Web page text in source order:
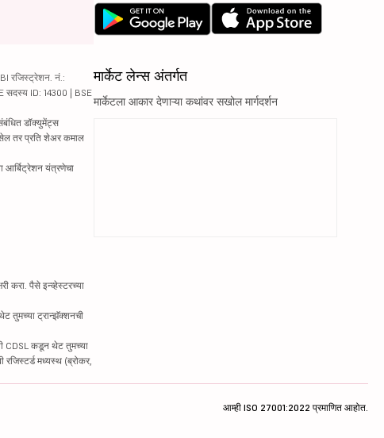
रजिस्ट्रेशन. नं.:
सदस्य ID: 14300 | BSE
डॉक्युमेंट्स
तर प्रति शेअर कमाल
आर्बिट्रेशन यंत्रणेचा
करा. पैसे इन्व्हेस्टरच्या
तुमच्या ट्रान्झॅक्शनची
CDSL कडून थेट तुमच्या
रजिस्टर्ड मध्यस्थ (ब्रोकर,
मार्केट लेन्स अंतर्गत
मार्केटला आकार देणाऱ्या कथांवर सखोल मार्गदर्शन
आम्ही ISO 27001:2022 प्रमाणित आहोत.